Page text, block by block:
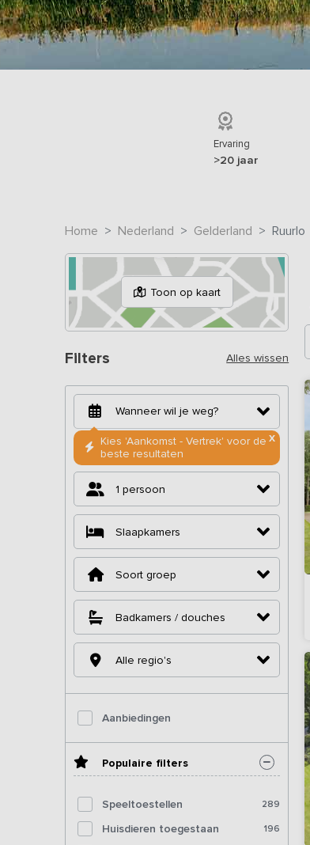
Ervaring
>20 jaar
Home Nederland Gelderland Ruurlo
Toon op kaart
Filters Alles wissen
X
Kies 'Aankomst - Vertrek' voor de
beste resultaten
1 persoon
Slaapkamers
Soort groep
Badkamers / douches
Alle regio's
Aanbiedingen
Populaire filters
Speeltoestellen 289
Huisdieren toegestaan 196